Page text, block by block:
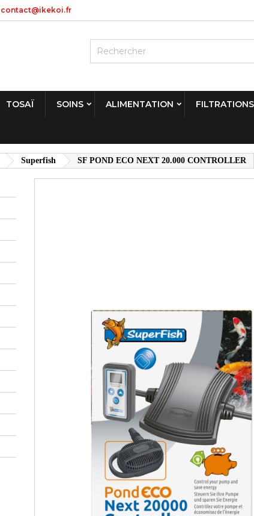
contact@ikekoi.fr
TOSAÏ SOINS ALIMENTATION FILTRATIONS
Superfish SF POND ECO NEXT 20.000 CONTROLLER